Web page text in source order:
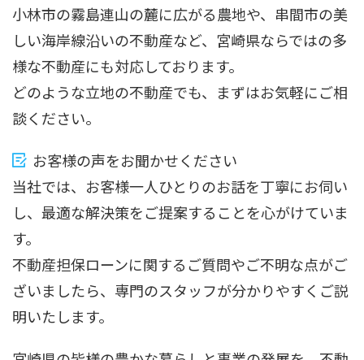
小林市の霧島連山の麓に広がる農地や、串間市の美
しい海岸線沿いの不動産など、宮崎県ならではの多
様な不動産にも対応しております。
どのような立地の不動産でも、まずはお気軽にご相
談ください。
お客様の声をお聞かせください
当社では、お客様一人ひとりのお話を丁寧にお伺い
し、最適な解決策をご提案することを心がけていま
す。
不動産担保ローンに関するご質問やご不明な点がご
ざいましたら、専門のスタッフが分かりやすくご説
明いたします。